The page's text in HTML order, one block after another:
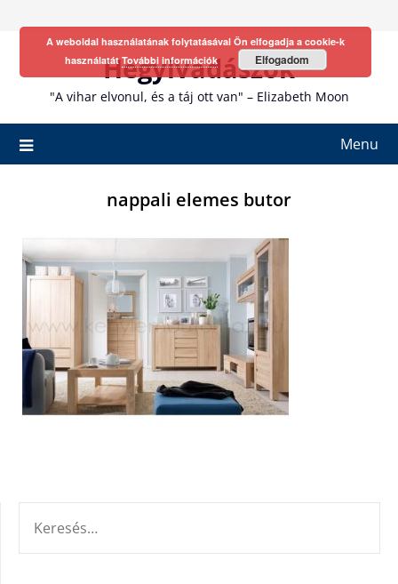
Hegyivadászok
"A vihar elvonul, és a táj ott van" – Elizabeth Moon
Menu
nappali elemes butor
A weboldal használatának folytatásával Ön elfogadja a cookie-k
használatátTovábbi információk Elfogadom